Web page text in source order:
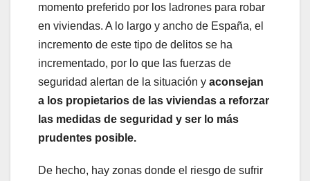
momento preferido por los ladrones para robar
en viviendas. A lo largo y ancho de España, el
incremento de este tipo de delitos se ha
incrementado, por lo que las fuerzas de
seguridad alertan de la situación y aconsejan
a los propietarios de las viviendas a reforzar
las medidas de seguridad y ser lo más
prudentes posible.
De hecho, hay zonas donde el riesgo de sufrir